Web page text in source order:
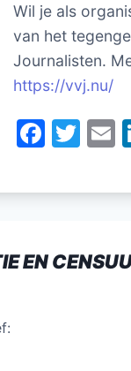
Wil je als
van het
Journalisten.
https://vvj.nu/
F
c
b
o
T
itt
E
EN